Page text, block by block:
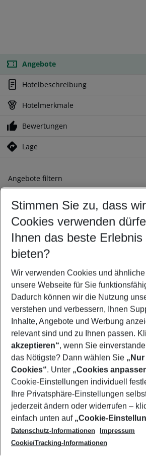
Angebote
Hotelbeschreibung
Hotelmerkmale
Bewertungen
Lage
Angebote filtern
Ändern Sie Ihre Kriterien nach Ihren
Abflughafen wählen
Beliebiger Abflughafen
Reisezeitraum wählen
09.08.26– 07.08.27 5-8 Nächte
2 Erwachsene Keine Kinder
Mehr Filter
Footer
Footer navigation
Über uns
AGB
Cookie-Einstellungen ändern
Cookie-Richtlinie
Datenschutz
Service & Hilfe
Barrierefreies Reisen
Check-in
Folgen Sie uns
Stimmen Sie zu, dass wir
Cookies verwenden
Ihnen das beste Erlebnis
bieten?
Wir verwenden Cookies und
unsere Webseite für Sie
Dadurch können wir die Nutzung
verstehen und verbessern, Ihnen
Inhalte, Angebote und Werbung
relevant sind und zu Ihnen passen.
akzeptieren“, wenn Sie
das Nötigste? Dann wählen Sie
Cookies“. Unter „Cookies
Cookie-Einstellungen individuell
Ihre Privatsphäre-Einstellungen
jederzeit ändern oder widerrufen –
einfach unten auf „Cookie-
Datenschutz-Informationen
Impressum
Cookie/Tracking-Informationen